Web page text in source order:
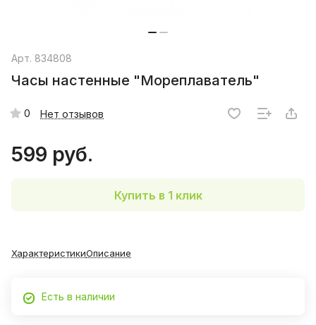
Арт. 834808
Часы настенные "Мореплаватель"
0 Нет отзывов
599 руб.
Купить в 1 клик
ХарактеристикиОписание
Есть в наличии